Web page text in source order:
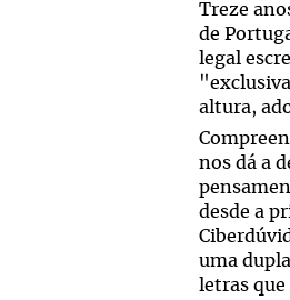
Treze
de
legal
altura,
nos dá a
desde a
uma
letras